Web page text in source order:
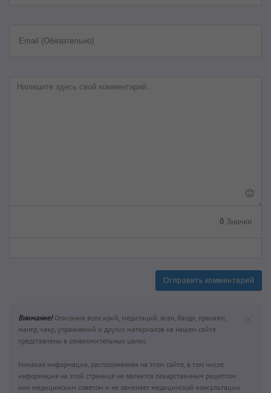
Email (Обязательно)
0 Значки
Отправить комментарий
Внимание!Описания всех крий, медитаций, асан, бандх, пранаям,
мантр, чакр, упражнений и других материалов на нашем сайте
представлены в ознакомительных целях.
Никакая информация, расположенная на этом сайте, в том числе
информация на этой странице не является лекарственным рецептом
или медицинским советом и не заменяет медицинской консультации.